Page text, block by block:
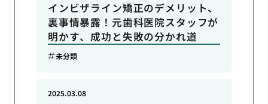
インビザライン矯正のデメリット、
裏事情暴露！元歯科医院スタッフが
明かす、成功と失敗の分かれ道
未分類
2025.03.08